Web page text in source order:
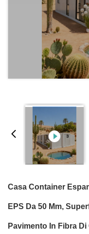
Casa Container
EPS Da 50 Mm,
Pavimento In Fibra